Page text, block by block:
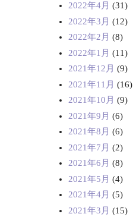
2022年4月 (31)
2022年3月 (12)
2022年2月 (8)
2022年1月 (11)
2021年12月 (9)
2021年11月 (16)
2021年10月 (9)
2021年9月 (6)
2021年8月 (6)
2021年7月 (2)
2021年6月 (8)
2021年5月 (4)
2021年4月 (5)
2021年3月 (15)